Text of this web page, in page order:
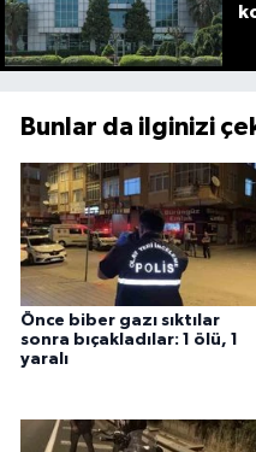
Bunlar da ilginizi
Önce biber gazı sıktılar
sonra bıçakladılar: 1 ölü, 1
yaralı